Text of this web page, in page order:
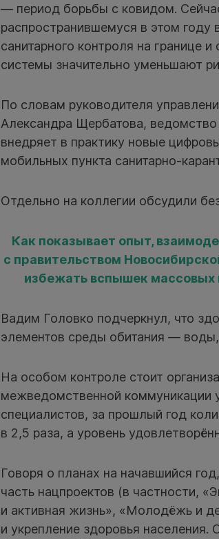
— период борьбы с ковидом.
распространившемуся в этом году
санитарного контроля на границе
системы значительно уменьшают
По словам руководителя
Александра Щербатова,
внедряет в практику новые
мобильных пункта санитарно-
Отдельно на коллегии обсудили
Как показывает опыт,
с правительством
избежать вспышек массовых
Вадим Головко подчеркнул, что
элементов среды обитания —
На особом контроле стоит
межведомственной коммуникации
специалистов, за прошлый год
в 2,5 раза, а уровень
Говоря о планах на начавшийся
часть нацпроектов (в частности,
и активная жизнь», «Молодёжь и
и укрепление здоровья